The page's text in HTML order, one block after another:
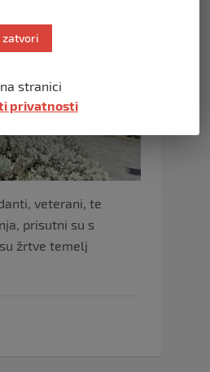
veterani, te
prisutni su s
žrtve temelj
zatvori
stranici
privatnosti